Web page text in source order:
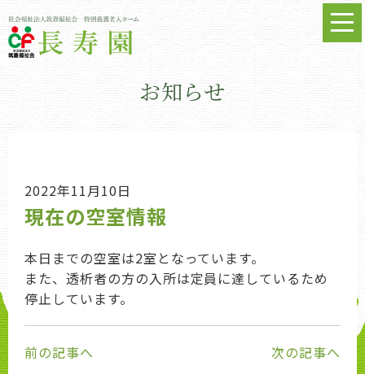
お知らせ
2022年11月10日
現在の空室情報
本日までの空室は2室となっています。
また、透析者の方の入所は定員に達しているため
停止しています。
前の記事へ 次の記事へ